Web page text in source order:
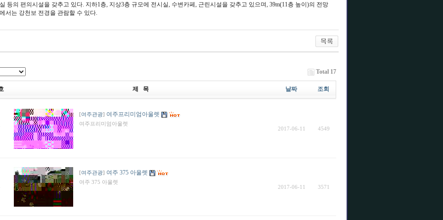
등의 편의시설을 갖추고 있다. 지하1층, 지상3층 규모에 전시실, 수변카페, 근린시설을 갖추고 있으며, 39m(11층 높이)의 전망
서는 강천보 전경을 관람할 수 있다.
Total 17
제 목 날짜 조회
[여주관광] 여주프리미엄아울렛
여주프리미엄아울렛
2017-06-11 4549
[여주관광] 여주 375 아울렛
여주 375 아울렛
2017-06-11 3571